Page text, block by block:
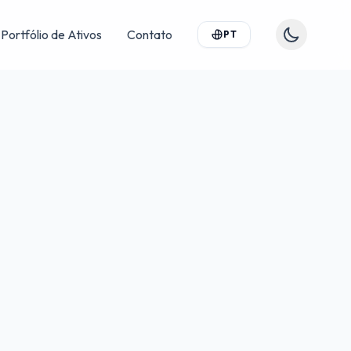
Portfólio de Ativos Contato PT